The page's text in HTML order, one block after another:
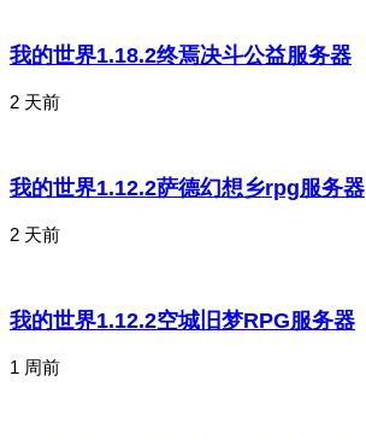
我的世界1.18.2终焉决斗公益服务器
2 天前
我的世界1.12.2萨德幻想乡rpg服务器
2 天前
我的世界1.12.2空城旧梦RPG服务器
1 周前